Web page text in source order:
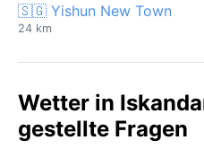
🇸🇬 Yishun New Town
24 km
Wetter in
gestellte Fragen